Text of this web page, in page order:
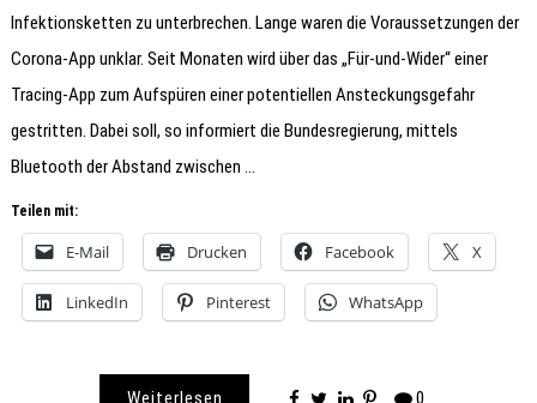
Infektionsketten zu unterbrechen. Lange waren die Voraussetzungen der
Corona-App unklar. Seit Monaten wird über das „Für-und-Wider“ einer
Tracing-App zum Aufspüren einer potentiellen Ansteckungsgefahr
gestritten. Dabei soll, so informiert die Bundesregierung, mittels
Bluetooth der Abstand zwischen …
Teilen mit:
E-Mail Drucken Facebook X
LinkedIn Pinterest WhatsApp